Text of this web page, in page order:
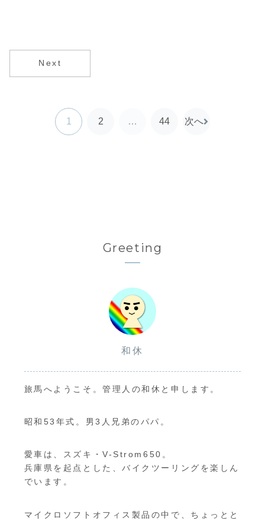
Next
1 2 … 44 次へ
Greeting
和休
旅馬へようこそ。管理人の和休と申します。
昭和53年式。男3人兄弟のパパ。
愛車は、スズキ・V-Strom650。
兵庫県を起点とした、バイクツーリングを楽しん
でいます。
マイクロソフトオフィス製品の中で、ちょっとと